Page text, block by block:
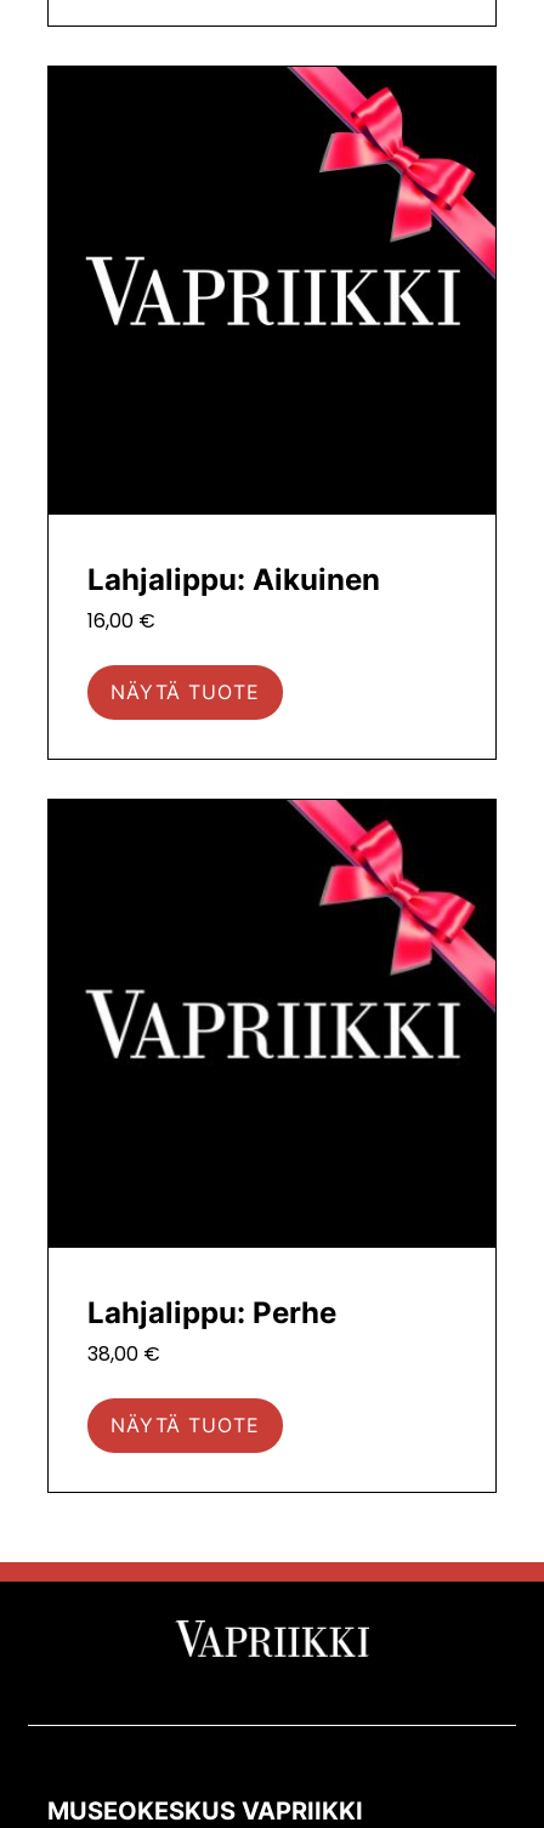
Lahjalippu: Aikuinen
16,00 €
NÄYTÄ TUOTE
Lahjalippu: Perhe
38,00 €
NÄYTÄ TUOTE
MUSEOKESKUS VAPRIIKKI